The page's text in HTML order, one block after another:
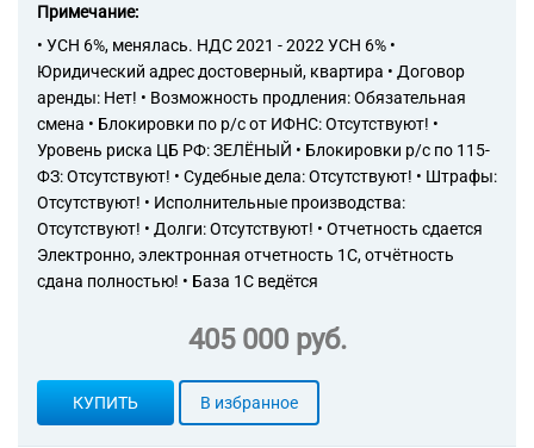
строительной акустике
71.12.41 Деятельность
топографо-геодезическая
71.12.45 Инженерные
изыскания в строительстве
Примечание:
• УСН 6%, менялась. НДС 2021 - 2022 УСН 6% •
Юридический адрес достоверный, квартира • Договор
аренды: Нет! • Возможность продления: Обязательная
смена • Блокировки по р/с от ИФНС: Отсутствуют! •
Уровень риска ЦБ РФ: ЗЕЛЁНЫЙ • Блокировки р/с по 115-
ФЗ: Отсутствуют! • Судебные дела: Отсутствуют! • Штрафы:
Отсутствуют! • Исполнительные производства:
Отсутствуют! • Долги: Отсутствуют! • Отчетность сдается
Электронно, электронная отчетность 1С, отчётность
сдана полностью! • База 1С ведётся
405 000 руб.
КУПИТЬ В избранное